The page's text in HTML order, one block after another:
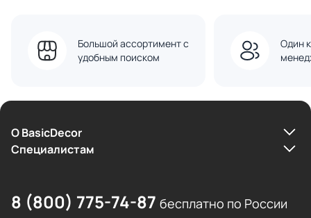
Большой ассортимент с
удобным поиском
Один
О BasicDecor
Cпециалистам
8 (800) 775-74-87 бесплатно по России